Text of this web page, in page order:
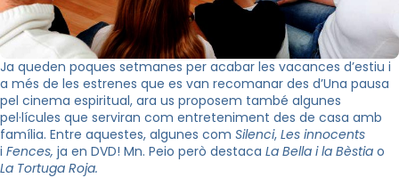
Ja queden poques setmanes per acabar les vacances d’estiu i
a més de les estrenes que es van recomanar des d’Una pausa
pel cinema espiritual, ara us proposem també algunes
pel·lícules que serviran com entreteniment des de casa amb
família. Entre aquestes, algunes com Silenci, Les innocents
i Fences, ja en DVD! Mn. Peio però destaca La Bella i la Bèstia o
La Tortuga Roja.